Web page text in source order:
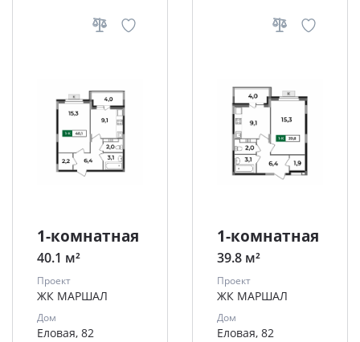
1-комнатная
40.1 м²
Проект
ЖК МАРШАЛ
Дом
Еловая, 82
1-комнатная
39.8 м²
Проект
ЖК МАРШАЛ
Дом
Еловая, 82